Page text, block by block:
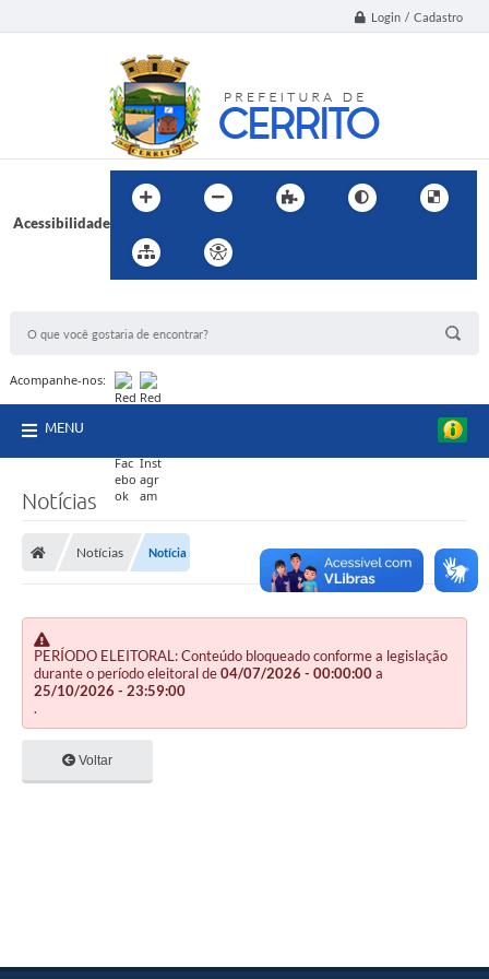
Login / Cadastro
Acessibilidade
Acompanhe-nos:
MENU
Notícias
Notícias Notícia
PERÍODO ELEITORAL: Conteúdo bloqueado conforme a legislação
durante o período eleitoral de04/07/2026 - 00:00:00a
25/10/2026 - 23:59:00
.
Voltar